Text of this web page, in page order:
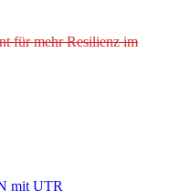
für mehr Resilienz im
mit UTR